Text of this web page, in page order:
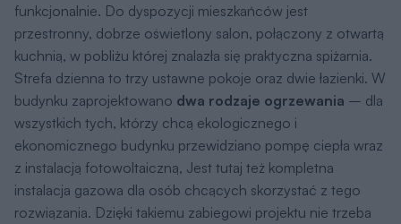
funkcjonalnie. Do dyspozycji mieszkańców jest
przestronny, dobrze oświetlony salon, połączony z otwartą
kuchnią, w pobliżu której znalazła się praktyczna spiżarnia.
Strefa dzienna to trzy ustawne pokoje oraz dwie łazienki. W
budynku zaprojektowano dwa rodzaje ogrzewania – dla
wszystkich tych, którzy chcą ekologicznego i
ekonomicznego budynku przewidziano pompę ciepła wraz
z instalacją fotowoltaiczną, Jest tutaj też kompletna
instalacja gazowa dla osób chcących skorzystać z tego
rozwiązania. Dzięki takiemu zabiegowi projektu nie trzeba